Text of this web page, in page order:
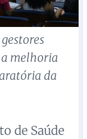
melhoria
da
de Saúde